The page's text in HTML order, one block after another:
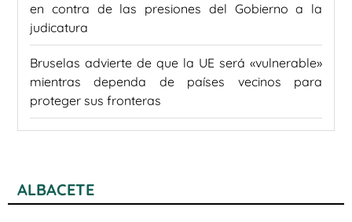
en contra de las presiones del Gobierno a la
judicatura
Bruselas advierte de que la UE será «vulnerable»
mientras dependa de países vecinos para
proteger sus fronteras
ALBACETE